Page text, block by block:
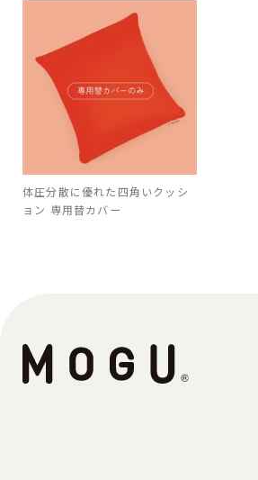
体圧分散に優れた四角いクッシ
ョン 専用替カバー